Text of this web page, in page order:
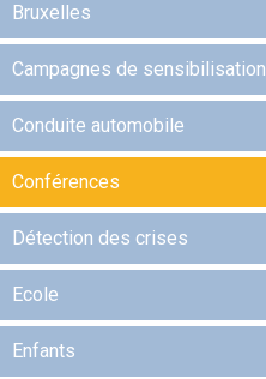
Bruxelles
Campagnes de sensibilisation
Conduite automobile
Conférences
Détection des crises
Ecole
Enfants